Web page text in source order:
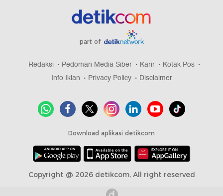
part of
Redaksi Pedoman Media Siber Karir
Kotak Pos
Info Iklan
Privacy Policy Disclaimer
Download aplikasi detikcom
Copyright @ 2026 detikcom, All right reserved